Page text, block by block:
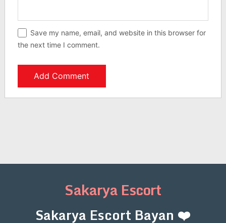
Save my name, email, and website in this browser for
the next time I comment.
Sakarya Escort
Sakarya Escort Bayan ❤️